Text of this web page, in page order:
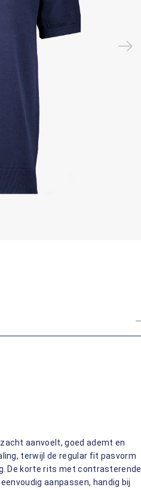
aanvoelt, goed ademt en
terwijl de regular fit pasvorm
De korte rits met contrasterende
aanpassen, handig bij